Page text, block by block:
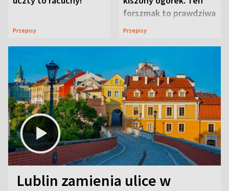
Przepisy
forszmak to prawdziwa
uczta
Przepisy
Lublin zamienia ulice w